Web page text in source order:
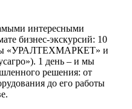
интересными
бизнес-экскурсий: 10
«УРАЛТЕХМАРКЕТ» и
1 день – и мы
решения: от
до его работы